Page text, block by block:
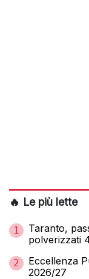
🔥 Le più lette
1
Taranto,
polverizzati
2
Eccellenza
2026/27